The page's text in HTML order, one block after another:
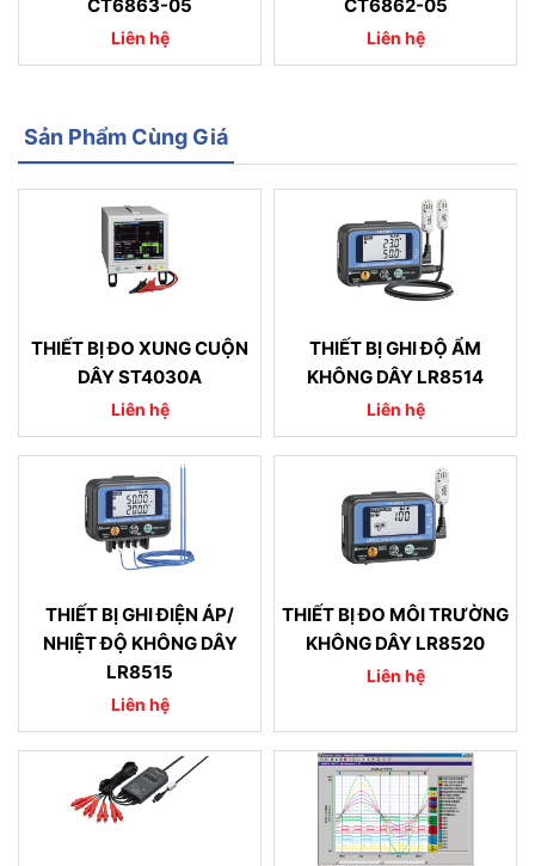
CT6863-05
Liên hệ
CT6862-05
Liên hệ
Sản Phẩm Cùng Giá
THIẾT BỊ ĐO XUNG CUỘN
DÂY ST4030A
Liên hệ
THIẾT BỊ GHI ĐỘ ẨM
KHÔNG DÂY LR8514
Liên hệ
THIẾT BỊ GHI ĐIỆN ÁP/
NHIỆT ĐỘ KHÔNG DÂY
LR8515
Liên hệ
THIẾT BỊ ĐO MÔI TRƯỜNG
KHÔNG DÂY LR8520
Liên hệ